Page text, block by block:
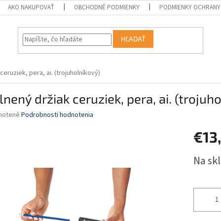
AKO NAKUPOVAŤ OBCHODNÉ PODMIENKY PODMIENKY OCHRANY
HĽADAŤ
pera, ai. (trojuholníkový)
držiak ceruziek, pera, ai.
Podrobnosti hodnotenia
cena:
Na